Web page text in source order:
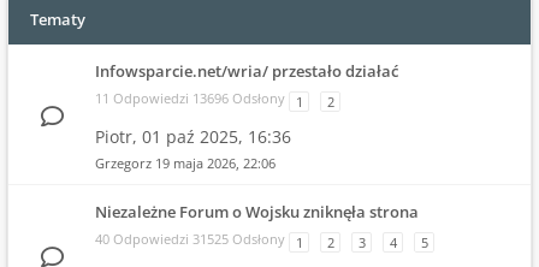
Tematy
Infowsparcie.net/wria/ przestało działać
11 Odpowiedzi 13696 Odsłony 1 2
Piotr, 01 paź 2025, 16:36
Grzegorz 19 maja 2026, 22:06
Niezależne Forum o Wojsku zniknęła strona
40 Odpowiedzi 31525 Odsłony 1 2 3 4 5